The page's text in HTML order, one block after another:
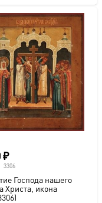
₽
3306
Господа нашего
Христа, икона